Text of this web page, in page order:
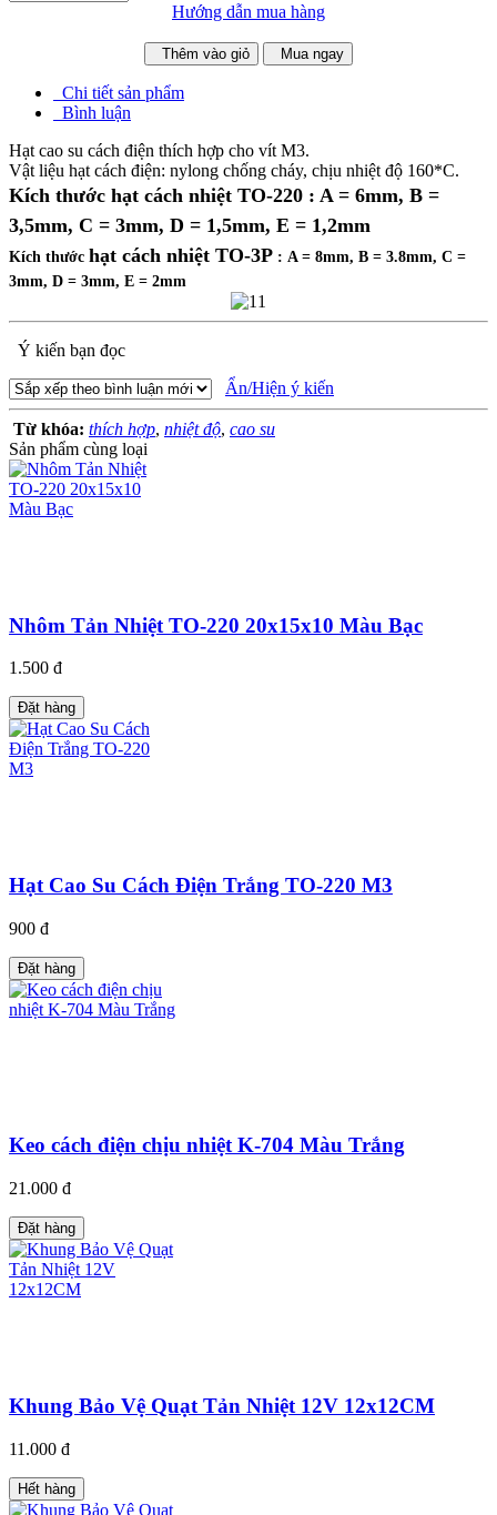
Hướng dẫn mua hàng
Thêm vào giỏ Mua ngay
Chi tiết sản phẩm
Bình luận
Hạt cao su cách điện thích hợp cho vít M3.
Vật liệu hạt cách điện: nylong chống cháy, chịu nhiệt độ 160*C.
Kích thước hạt cách nhiệt TO-220 : A = 6mm, B =
3,5mm, C = 3mm, D = 1,5mm, E = 1,2mm
Kích thước hạt cách nhiệt TO-3P : A = 8mm, B = 3.8mm, C =
3mm, D = 3mm, E = 2mm
Ý kiến bạn đọc
Ẩn/Hiện ý kiến
Từ khóa: thích hợp, nhiệt độ, cao su
Sản phẩm cùng loại
Nhôm Tản Nhiệt TO-220 20x15x10 Màu Bạc
1.500 đ
Đặt hàng
Hạt Cao Su Cách Điện Trắng TO-220 M3
900 đ
Đặt hàng
Keo cách điện chịu nhiệt K-704 Màu Trắng
21.000 đ
Đặt hàng
Khung Bảo Vệ Quạt Tản Nhiệt 12V 12x12CM
11.000 đ
Hết hàng